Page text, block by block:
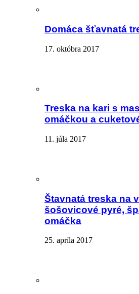
Domáca šťavnatá
17. októbra 2017
Treska na kari s
omáčkou a
11. júla 2017
Štavnatá treska na
šošovicové pyré,
omáčka
25. apríla 2017